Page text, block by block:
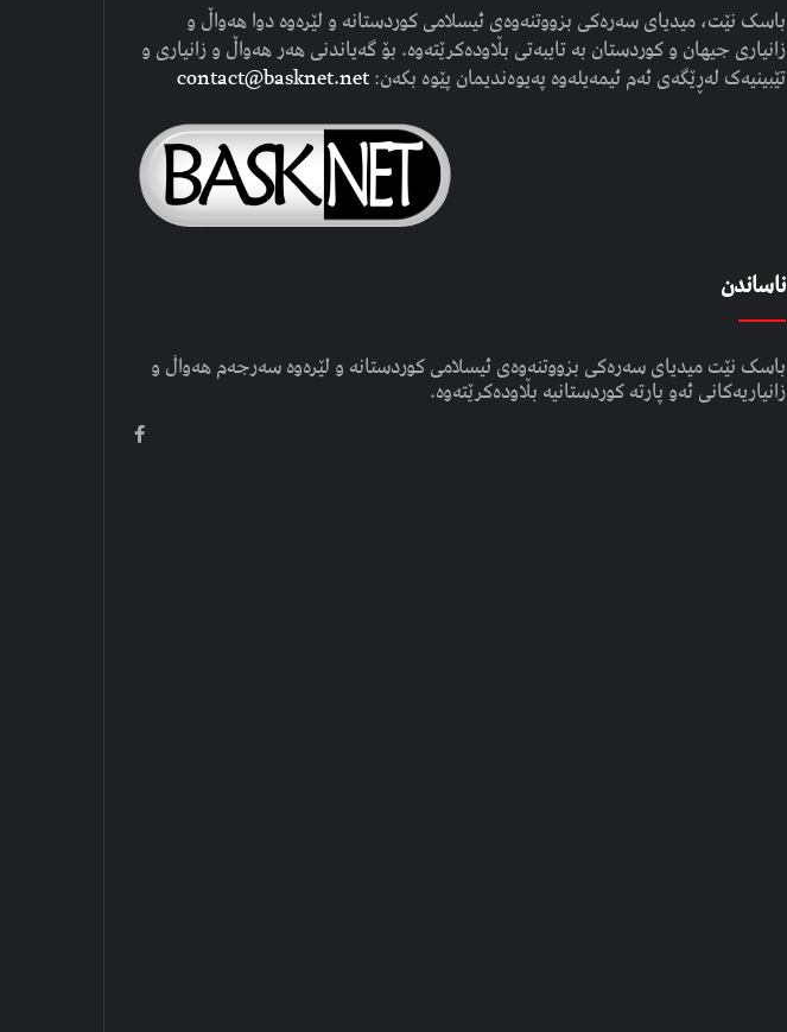
باسک نێت، میدیای سەرەکی بزووتنەوەی ئیسلامی کوردستانە و لێرەوە دوا هەواڵ و
زانیاری جیهان و کوردستان بە تایبەتی بڵاودەکرێتەوە. بۆ گەیاندنی هەر هەواڵ و زانیاری و
تێبینیەک لەڕێگەی ئەم ئیمەیلەوە پەیوەندیمان پێوە بکەن:contact@basknet.net
ناساندن
باسک نێت میدیای سەرەکی بزووتنەوەی ئیسلامی کوردستانە و لێرەوە سەرجەم هەواڵ و
زانیاریەکانی ئەو پارتە کوردستانیە بڵاودەکرێتەوە.